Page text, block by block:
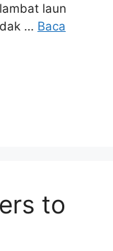
laun
… Baca
to